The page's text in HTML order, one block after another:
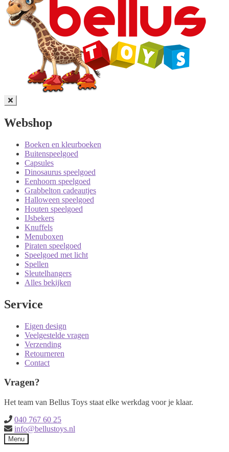
Webshop
Boeken en kleurboeken
Buitenspeelgoed
Capsules
Dinosaurus speelgoed
Eenhoorn speelgoed
Grabbelton cadeautjes
Halloween speelgoed
Houten speelgoed
IJsbekers
Knuffels
Menuboxen
Piraten speelgoed
Speelgoed met licht
Spellen
Sleutelhangers
Alles bekijken
Service
Eigen design
Veelgestelde vragen
Verzending
Retourneren
Contact
Vragen?
Het team van Bellus Toys staat elke werkdag voor je klaar.
040 767 60 25
info@bellustoys.nl
Menu